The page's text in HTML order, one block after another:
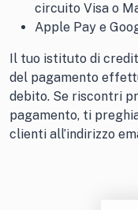
circuito Visa o
Apple Pay e
Il tuo istituto di
del pagamento
debito. Se riscontri
pagamento, ti
clienti all’indirizzo